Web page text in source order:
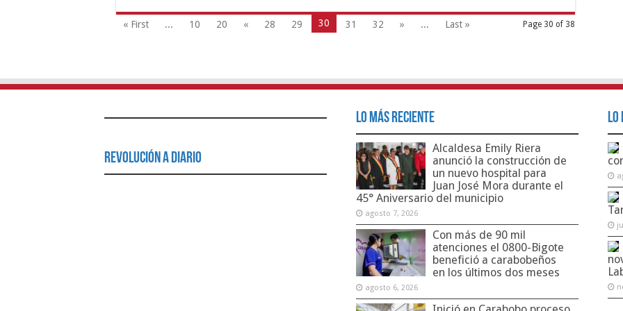
Page 30 of 38
« First ... 10 20 « 28 29 30 31 32 » ... Last »
Revolución a Diario
Lo Más Reciente
Alcaldesa Emily Riera
anunció la construcción de
un nuevo hospital para
Juan José Mora durante el
45° Aniversario del municipio
agosto 7, 2026
Con más de 90 mil
atenciones el 0800-Bigote
benefició a carabobeños
en los últimos dos meses
agosto 6, 2026